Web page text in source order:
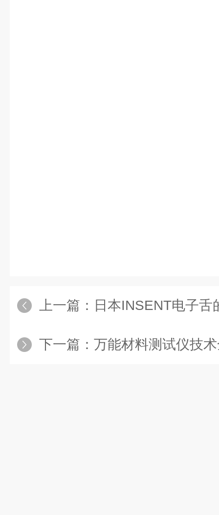
上一篇： 日本INSENT电子舌的加入
下一篇： 万能材料测试仪技